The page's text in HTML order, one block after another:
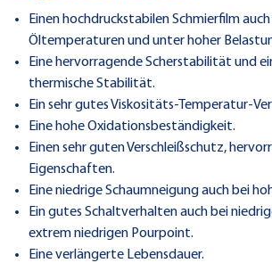
Einen hochdruckstabilen Schmierfilm
Öltemperaturen und unter hoher
Eine hervorragende Scherstabilität und
thermische Stabilität.
Ein sehr gutes Viskositäts-Temperatur-
Eine hohe Oxidationsbeständigkeit.
Einen sehr guten Verschleißschutz,
Eigenschaften.
Eine niedrige Schaumneigung auch bei
Ein gutes Schaltverhalten auch bei
extrem niedrigen Pourpoint.
Eine verlängerte Lebensdauer.